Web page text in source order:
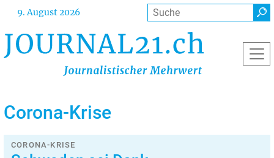
Direkt
Inhalt
9. August 2026 Suche
Corona-Krise
CORONA-KRISE